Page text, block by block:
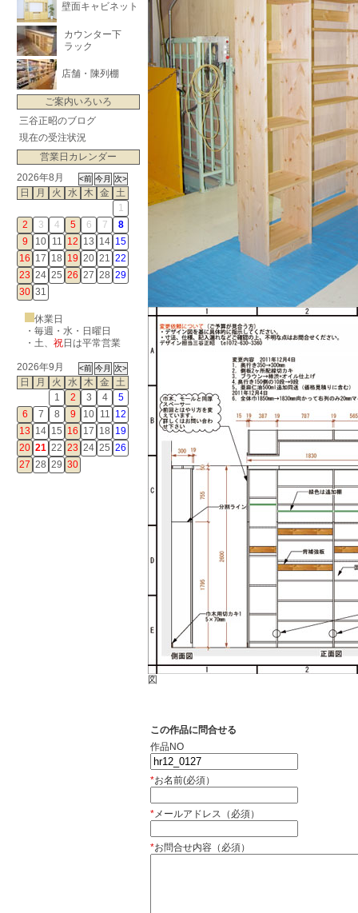
壁面キャビネット
カウンター下
ラック
店舗・陳列棚
ご案内いろいろ
三谷正昭のブログ
現在の受注状況
営業日カレンダー
2026年8月
日
月 火 水 木 金
土
1
2
3 4 5 6 7
8
9
10 11 12 13 14 15
16 17 18 19 20 21 22
23 24 25 26 27 28 29
30 31
休業日
・毎週・水・日曜日
・ 土、 祝日は平常営業
2026年9月
日
月 火 水 木 金
土
1
2 3 4
5
6
7 8 9 10 11 12
13 14 15 16 17 18 19
20 21 22 23 24 25 26
27 28 29 30
図
この作品に問合せる
作品NO
*お名前(必須）
*メールアドレス（必須）
*お問合せ内容（必須）